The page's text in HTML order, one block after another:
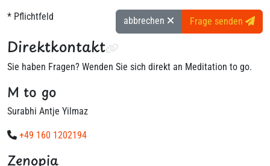
* Pflichtfeld abbrechen Frage senden
Direktkontakt
Sie haben Fragen? Wenden Sie sich direkt an Meditation to go.
M to go
Surabhi Antje Yilmaz
+49 160 1202194
Zenopia